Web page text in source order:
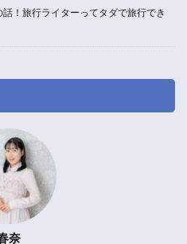
！旅行ライターってタダで旅行でき
奈